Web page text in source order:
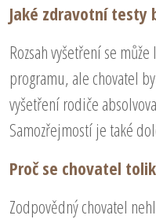
Jaké zdravotní testy
Rozsah vyšetření se
programu, ale chovatel
vyšetření rodiče
Samozřejmostí je také
Proč se chovatel
Zodpovědný chovatel